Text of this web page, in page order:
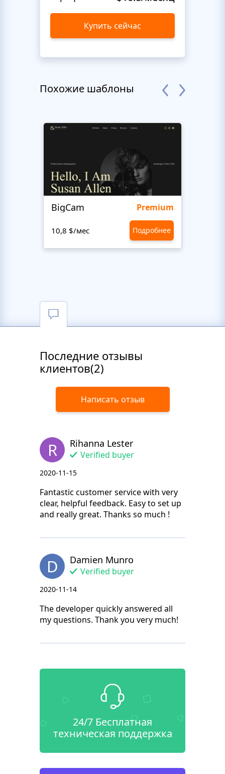
Купить сейчас
Похожие шаблоны
BigCam Premium
10,8 $/мес Подробнее
Последние отзывы
клиентов(2)
Написать отзыв
R Rihanna Lester
Verified buyer
2020-11-15
Fantastic customer service with very
clear, helpful feedback. Easy to set up
and really great. Thanks so much !
D Damien Munro
Verified buyer
2020-11-14
The developer quickly answered all
my questions. Thank you very much!
24/7 Бесплатная
техническая поддержка